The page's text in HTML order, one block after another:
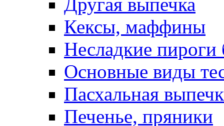
Кексы, маффины
Несладкие пироги
Основные виды
Пасхальная
Печенье, пряники